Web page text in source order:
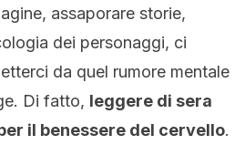
assaporare storie,
dei personaggi, ci
da quel rumore mentale
Di fatto, leggere di sera
il benessere del cervello.